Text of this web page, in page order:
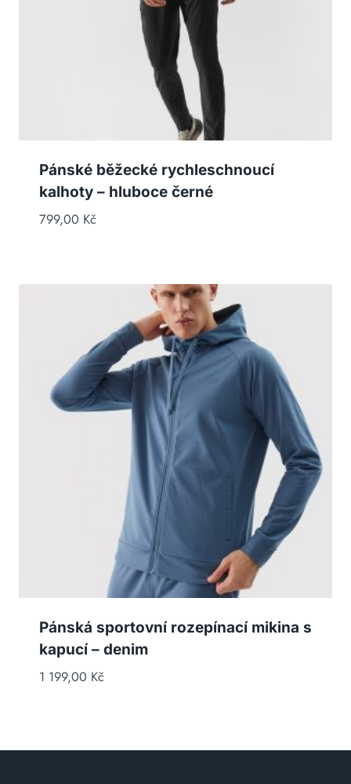
Pánské běžecké rychleschnoucí
kalhoty – hluboce černé
799,00 Kč
Pánská sportovní rozepínací mikina s
kapucí – denim
1 199,00 Kč